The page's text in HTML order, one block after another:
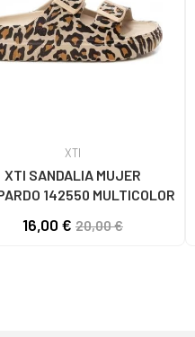
XTI
XTI SANDALIA MUJER
142550 MULTICOLOR
16,00 € 20,00 €